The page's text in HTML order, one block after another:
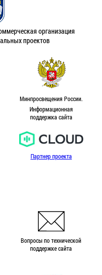
организация
проектов
Минпросвещения России.
Информационная
поддержка сайта
Партнер проекта
Вопросы по технической
поддержке сайта